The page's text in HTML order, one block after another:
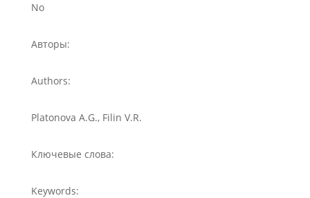
No
Авторы:
Authors:
Platonova A.G., Filin V.R.
Ключевые слова:
Keywords: